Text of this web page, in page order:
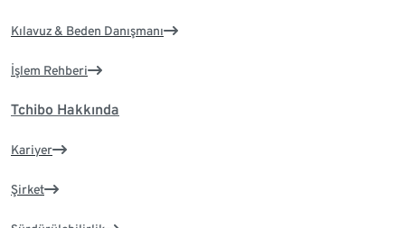
Kılavuz & Beden Danışmanı
İşlem Rehberi
Tchibo Hakkında
Kariyer
Şirket